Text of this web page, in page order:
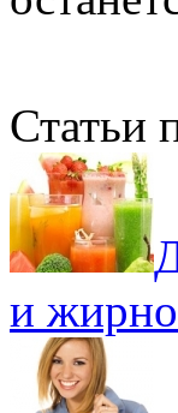
Статьи
и